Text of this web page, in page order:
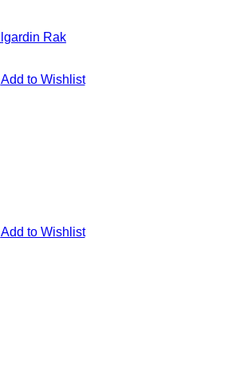
Add to Wishlist
Add to Wishlist